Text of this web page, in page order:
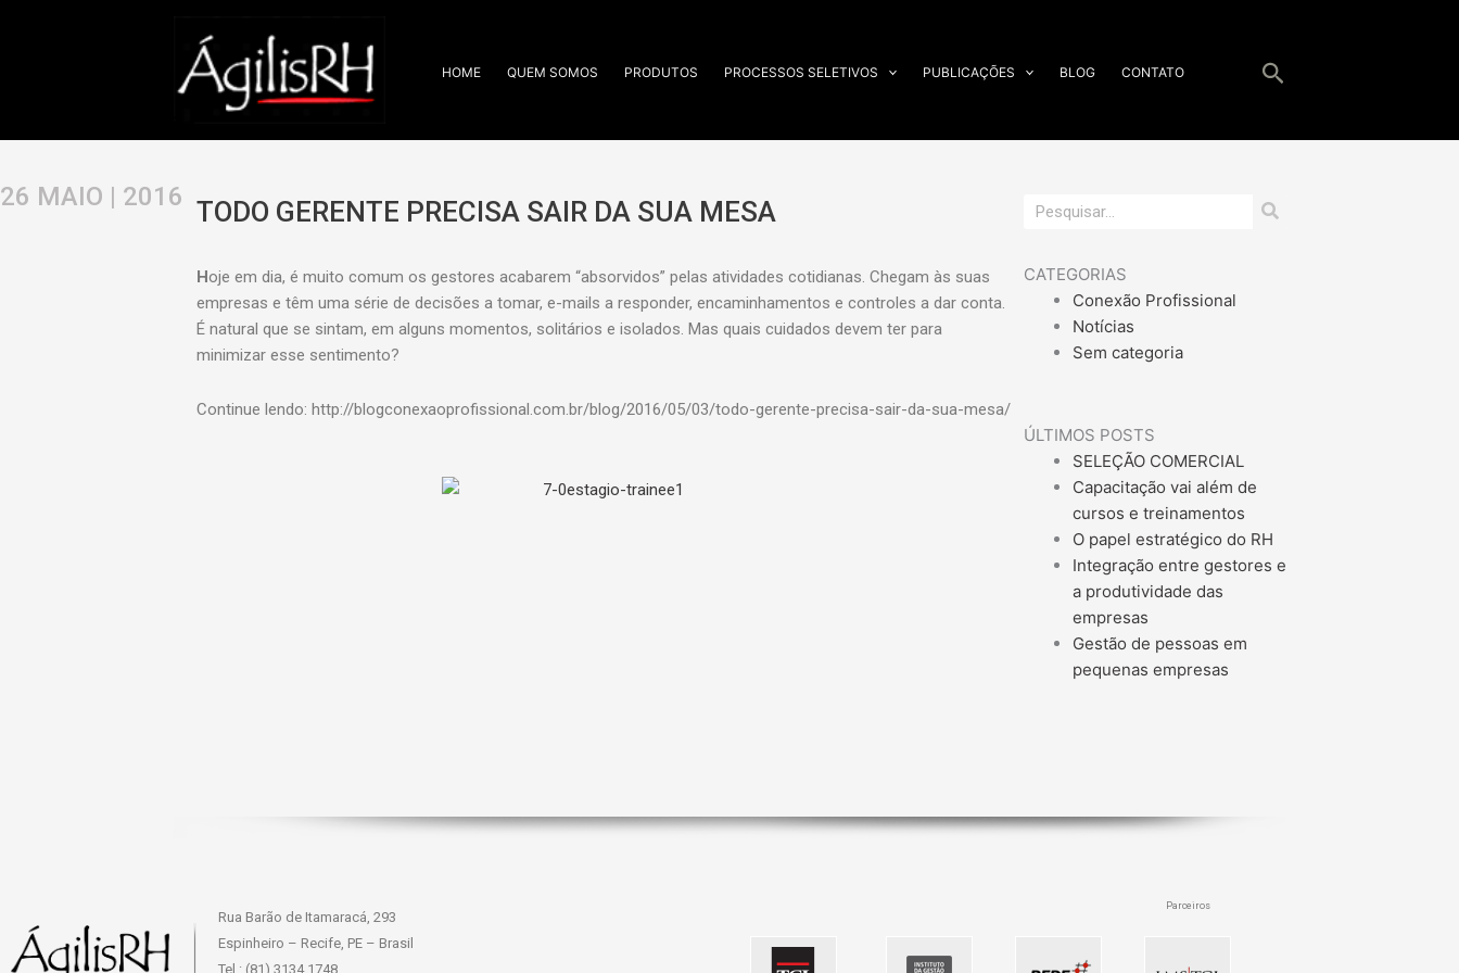
HOME QUEM SOMOS PRODUTOS PROCESSOS SELETIVOS PUBLICAÇÕES BLOG CONTATO Pesquisar
26 MAIO | 2016 TODO GERENTE PRECISA SAIR DA SUA MESA
Hoje em dia, é muito comum os gestores acabarem “absorvidos” pelas atividades cotidianas. Chegam às suas
empresas e têm uma série de decisões a tomar, e-mails a responder, encaminhamentos e controles a dar conta.
É natural que se sintam, em alguns momentos, solitários e isolados. Mas quais cuidados devem ter para
minimizar esse sentimento?
Continue lendo: http://blogconexaoprofissional.com.br/blog/2016/05/03/todo-gerente-precisa-sair-da-sua-mesa/
Pesquisar
CATEGORIAS
Conexão Profissional
Notícias
Sem categoria
ÚLTIMOS POSTS
SELEÇÃO COMERCIAL
Capacitação vai além de
cursos e treinamentos
O papel estratégico do RH
Integração entre gestores e
a produtividade das
empresas
Gestão de pessoas em
pequenas empresas
Rua Barão de Itamaracá, 293
Espinheiro – Recife, PE – Brasil
Tel.: (81) 3134 1748
Parceiros